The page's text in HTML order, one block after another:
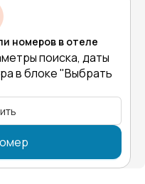
номеров в отеле
поиска, даты
в блоке "Выбрать